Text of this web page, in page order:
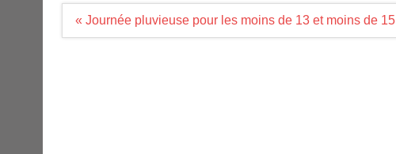
Navigation
« Journée pluvieuse pour les moins de 13 et moins de 15